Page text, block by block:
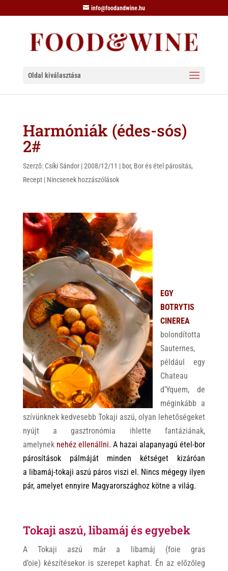
info@foodandwine.hu
Oldal kiválasztása
Harmóniák (édes-sós)
2#
Szerző: Csíki Sándor|2008/12/11 | bor, Bor és étel párosítás,
Recept| Nincsenek hozzászólások
EGY
BOTRYTIS
CINEREA
bolondította
Sauternes,
például egy
Chateau
d’Yquem, de
méginkább a
szívünknek kedvesebb Tokaji aszú, olyan lehetőségeket
nyújt a gasztronómia ihlette fantáziának,
amelynek nehéz ellenállni.A hazai alapanyagú étel-bor
párosítások pálmáját minden kétséget kizáróan
a libamáj-tokaji aszú páros viszi el. Nincs mégegy ilyen
pár, amelyet ennyire Magyarországhoz kötne a világ.
Tokaji aszú, libamáj és egyebek
A Tokaji aszú már a libamáj (foie gras
d’oie) készítésekor is szerepet kaphat. Én az előzőleg